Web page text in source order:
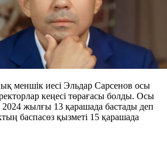
меншік иесі Эльдар Сарсенов осы
кеңесі төрағасы болды. Осы
2024 жылғы 13 қарашада бастады деп
баспасөз қызметі 15 қарашада